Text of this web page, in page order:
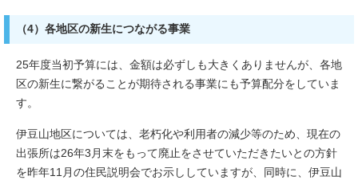
（4）各地区の新生につながる事業
25年度当初予算には、金額は必ずしも大きくありませんが、各地
区の新生に繋がることが期待される事業にも予算配分をしていま
す。
伊豆山地区については、老朽化や利用者の減少等のため、現在の
出張所は26年3月末をもって廃止をさせていただきたいとの方針
を昨年11月の住民説明会でお示ししていますが、同時に、伊豆山